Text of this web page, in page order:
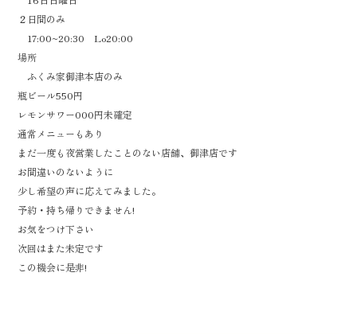
２日間のみ
17:00~20:30 Lo20:00
場所
ふくみ家御津本店のみ
瓶ビール550円
レモンサワー000円未確定
通常メニューもあり
まだ一度も夜営業したことのない店舗、御津店です
お間違いのないように
少し希望の声に応えてみました。
予約・持ち帰りできません!
お気をつけ下さい
次回はまた未定です
この機会に是非!